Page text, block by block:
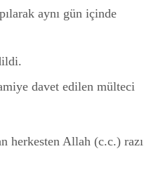
aynı gün içinde
davet edilen mülteci
herkesten Allah (c.c.) razı